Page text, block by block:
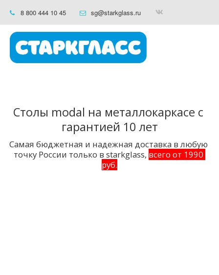
8 800 444 10 45 sg@starkglass.ru
Столы modal на металлокаркасе с
гарантией 10 лет
Самая бюджетная и надежная доставка в любую
точку России только в starkglass, всего от 1990
руб.